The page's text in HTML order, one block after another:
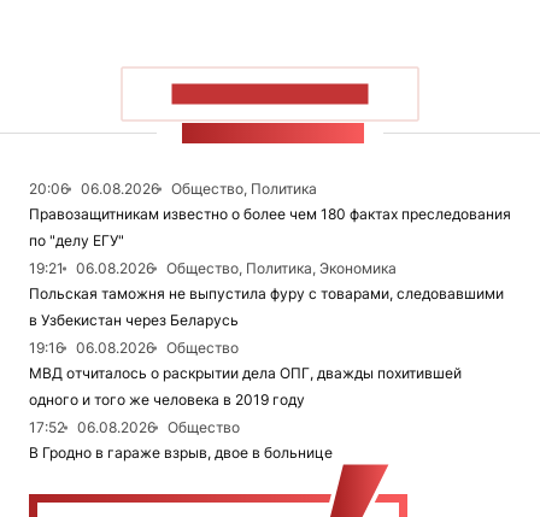
20:06 06.08.2026
Общество, Политика
Правозащитникам известно о более чем 180 фактах преследования
по "делу ЕГУ"
19:21
06.08.2026
Общество, Политика, Экономика
Польская таможня не выпустила фуру с товарами, следовавшими
в Узбекистан через Беларусь
19:16
06.08.2026
Общество
МВД отчиталось о раскрытии дела ОПГ, дважды похитившей
одного и того же человека в 2019 году
17:52
06.08.2026
Общество
В Гродно в гараже взрыв, двое в больнице